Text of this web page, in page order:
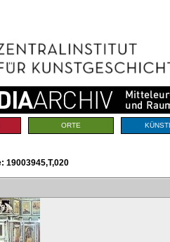
ORTE
19003945,T,020